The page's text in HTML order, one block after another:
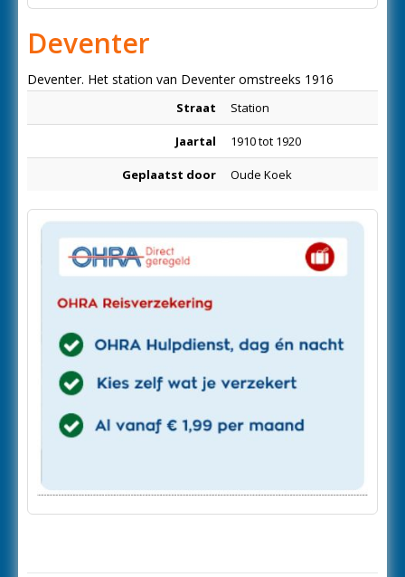
Deventer
Deventer. Het station van Deventer omstreeks 1916
Straat Station
Jaartal 1910 tot 1920
Geplaatst door Oude Koek